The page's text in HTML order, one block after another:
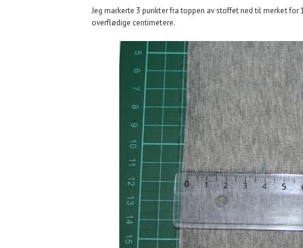
Jeg markerte 3 punkter fra toppen av stoffet ned til merket
overflødige centimetere.